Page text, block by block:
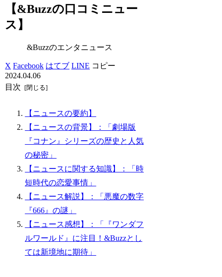
【&Buzzの口コミニュー
ス】
&Buzzのエンタニュース
X Facebook はてブ LINE コピー
2024.04.06
目次
【ニュースの要約】
【ニュースの背景】：「劇場版
『コナン』シリーズの歴史と人気
の秘密」
【ニュースに関する知識】：「時
短時代の恋愛事情」
【ニュース解説】：「悪魔の数字
『666』の謎」
【ニュース感想】：「『ワンダフ
ルワールド』に注目！&Buzzとし
ては新境地に期待」